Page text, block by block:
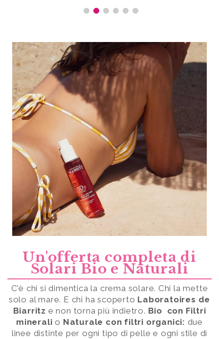
Un'offerta completa di
Solari Bio e Naturali
C'è chi si dimentica la crema solare. Chi la mette
solo al mare. E chi ha scoperto Laboratoires de
Biarritz e non torna più indietro. Bio con Filtri
mineralio Naturale con filtri organici: due
linee distinte per ogni tipo di pelle e ogni stile di